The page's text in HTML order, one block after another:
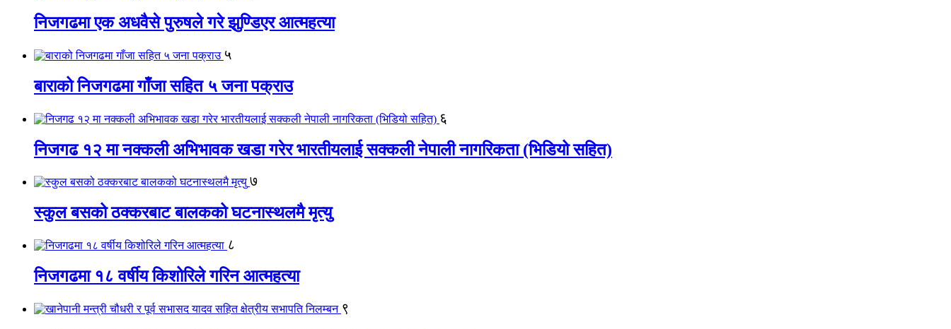
निजगढमा एक अधवैसे पुरुषले गरे झुण्डिएर आत्महत्या
५
बाराको निजगढमा गाँजा सहित ५ जना पक्राउ
६
निजगढ १२ मा नक्कली अभिभावक खडा गरेर भारतीयलाई सक्कली नेपाली नागरिकता (भिडियो सहित)
७
स्कुल बसको ठक्करबाट बालकको घटनास्थलमै मृत्यु
८
निजगढमा १८ वर्षीय किशोरिले गरिन आत्महत्या
९